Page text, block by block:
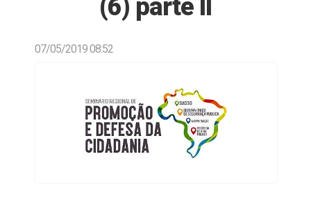
(6) parte II
07/05/2019 08:52